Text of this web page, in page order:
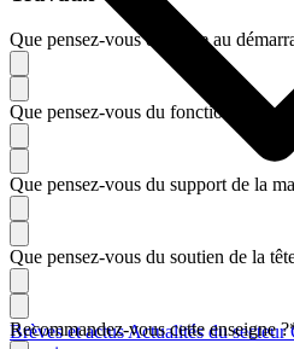
Brèves et actusActualités du secteur
Que pensez-vous de l'aide au
Que pensez-vous du fonctionnement
Que pensez-vous du support de la
Que pensez-vous du soutien de la
Recommandez-vous cette enseigne ?